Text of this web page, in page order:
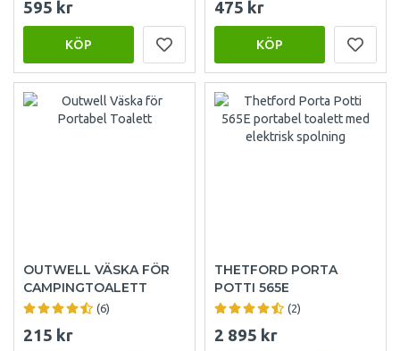
595 kr
KÖP
475 kr
KÖP
OUTWELL VÄSKA FÖR
CAMPINGTOALETT
(6)
215 kr
THETFORD PORTA
POTTI 565E
(2)
2 895 kr